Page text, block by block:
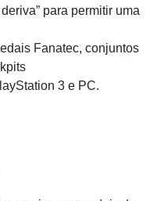
para permitir uma
Fanatec, conjuntos
3 e PC.